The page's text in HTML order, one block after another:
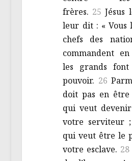
frères. 25Jésus
leur dit : « Vous
chefs des
commandent
les grands
pouvoir. 26
doit pas en
qui veut
votre serviteur ;
qui veut être le
votre esclave. 28